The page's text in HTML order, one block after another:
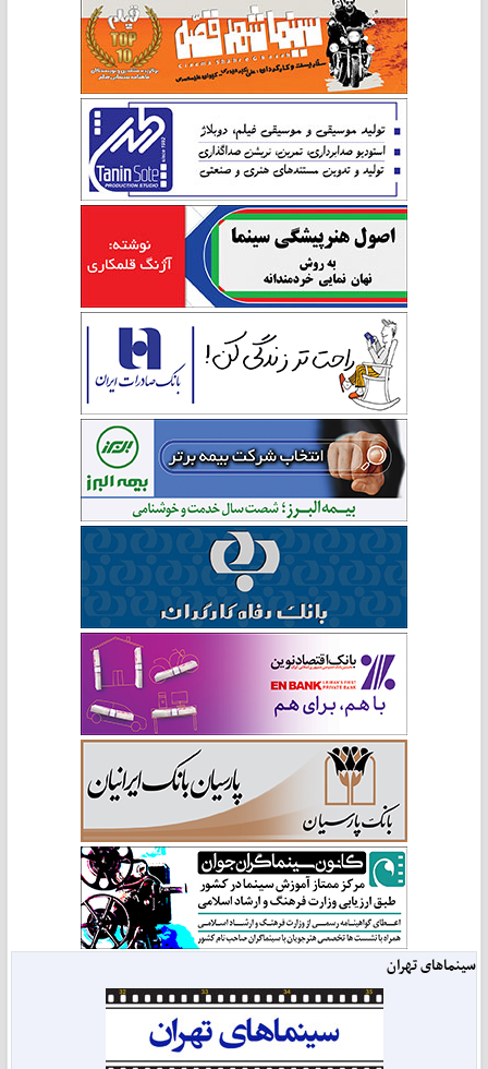
سینماهای تهران